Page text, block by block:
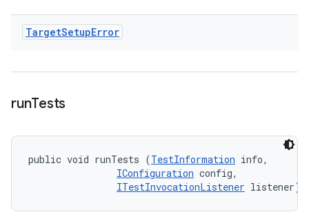
TargetSetupError
runTests
public void runTests (TestInformation info,
IConfiguration config,
ITestInvocationListener listener)